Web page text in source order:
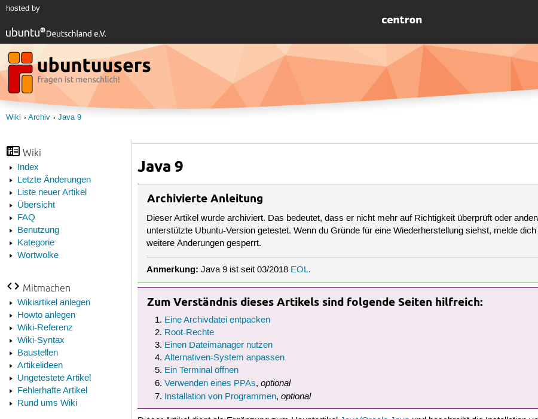
hosted by
Wiki Archiv Java 9
Wiki
Index
Letzte Änderungen
Liste neuer Artikel
Übersicht
FAQ
Benutzung
Kategorie
Wortwolke
Mitmachen
Wikiartikel anlegen
Howto anlegen
Wiki-Referenz
Wiki-Syntax
Baustellen
Artikelideen
Ungetestete Artikel
Fehlerhafte Artikel
Rund ums Wiki
Java 9
Archivierte Anleitung
Dieser Artikel wurde archiviert. Das bedeutet, dass er nicht mehr auf Richtigkeit überprüft oder
unterstützte Ubuntu-Version getestet. Wenn du Gründe für eine Wiederherstellung siehst, melde
weitere Änderungen gesperrt.
Anmerkung: Java 9 ist seit 03/2018 EOL.
Zum Verständnis dieses Artikels sind folgende Seiten hilfreich:
Eine Archivdatei entpacken
Root-Rechte
Einen Dateimanager nutzen
Alternativen-System anpassen
Ein Terminal öffnen
Verwenden eines PPAs, optional
Installation von Programmen, optional